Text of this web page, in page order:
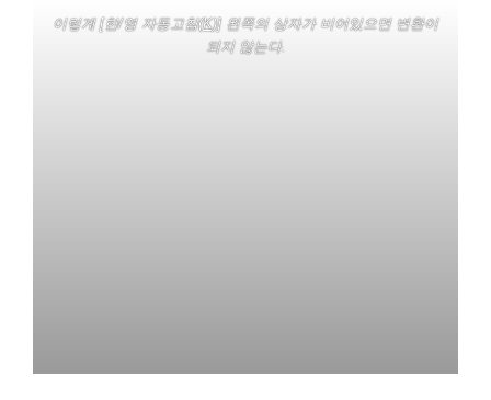
이렇게 [한/영 자동고침(K)] 왼쪽의 상자가 비어있으면 변환이
되지 않는다.